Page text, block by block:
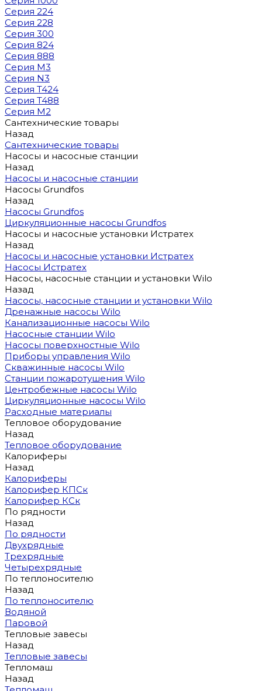
Серия 224
Серия 228
Серия 300
Серия 824
Серия 888
Серия M3
Серия N3
Серия T424
Серия T488
Серия М2
Сантехнические товары
Назад
Сантехнические товары
Насосы и насосные станции
Назад
Насосы и насосные станции
Насосы Grundfos
Назад
Насосы Grundfos
Циркуляционные насосы Grundfos
Насосы и насосные установки Истратех
Назад
Насосы и насосные установки Истратех
Насосы Истратех
Насосы, насосные станции и установки Wilo
Назад
Насосы, насосные станции и установки Wilo
Дренажные насосы Wilo
Канализационные насосы Wilo
Насосные станции Wilo
Насосы поверхностные Wilo
Приборы управления Wilo
Скважинные насосы Wilo
Станции пожаротушения Wilo
Центробежные насосы Wilo
Циркуляционные насосы Wilo
Расходные материалы
Тепловое оборудование
Назад
Тепловое оборудование
Калориферы
Назад
Калориферы
Калорифер КПСк
Калорифер КСк
По рядности
Назад
По рядности
Двухрядные
Трехрядные
Четырехрядные
По теплоносителю
Назад
По теплоносителю
Водяной
Паровой
Тепловые завесы
Назад
Тепловые завесы
Тепломаш
Назад